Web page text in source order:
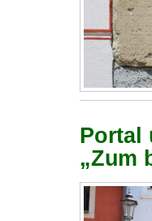
Portal
„Zum